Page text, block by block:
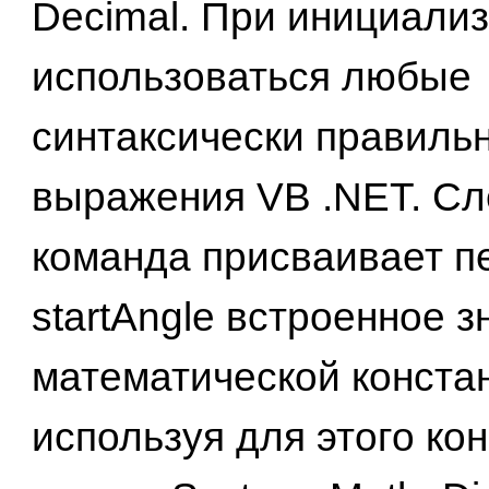
Decimal. При
использоваться любые
синтаксически
выражения VB .NET.
команда присваивает
startAngle встроенное
математической
используя для этого